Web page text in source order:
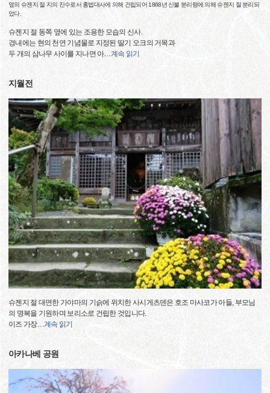
옆의 슈젠지 절 지의 진수로서 홍법대사에 의해 건립되어 1868년 신불 분리령에 의해 슈젠지 절 분리되
었다.
슈젠지 절 동쪽 옆에 있는 조용한 모습의 신사.
경내에는 현의 천연 기념물로 지정된 딸기 오크의 거목과
두 개의 삼나무 사이를 지나면 아…계속 읽기
지월전
슈젠지 절 대면한 가야마의 기슭에 위치한 사시게츠덴은 호조 마사코가 아들, 부모님
의 명복을 기원하며 보리소로 건립한 것입니다.
이즈 가장…계속 읽기
아카나베 공원